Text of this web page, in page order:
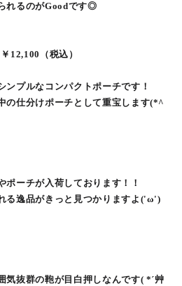
れるのがGoodです◎
（税込）
ンプルなコンパクトポーチです！
の仕分けポーチとして重宝します(*^
ポーチが入荷しております！！
る逸品がきっと見つかりますよ('ω')
気抜群の鞄が目白押しなんです( *´艸